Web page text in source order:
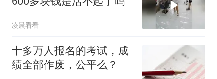
凌晨看看
十多万人报名的考试，成
绩全部作废，公平么？